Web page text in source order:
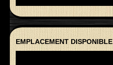
EMPLACEMENT DISPONIBLE